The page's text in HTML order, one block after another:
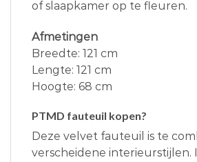
of slaapkamer op te fleuren.
Afmetingen
Breedte: 121 cm
Lengte: 121 cm
Hoogte: 68 cm
PTMD fauteuil kopen?
Deze velvet fauteuil is te
verscheidene interieurstijlen.